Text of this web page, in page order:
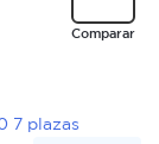
Comparar